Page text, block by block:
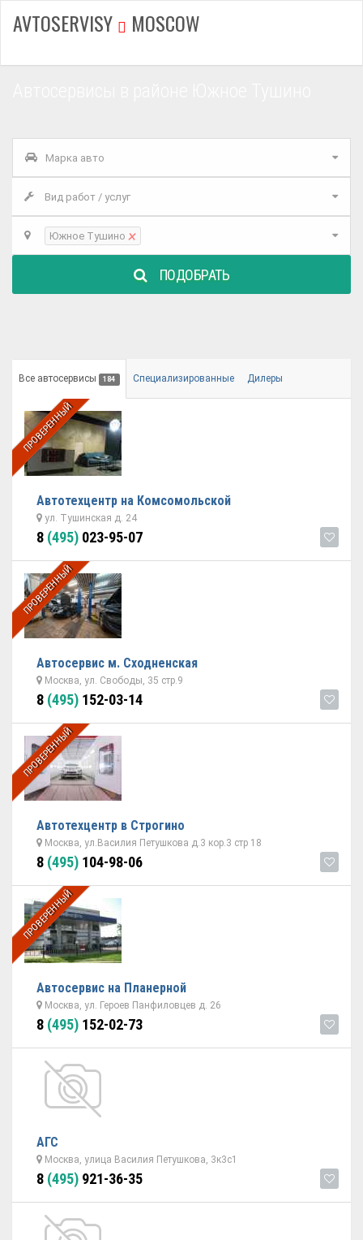
AVTOSERVISY MOSCOW
Марка авто
Вид работ / услуг
Южное Тушино ×
ПОДОБРАТЬ
Все автосервисы 184 Специализированные Дилеры
ПРОВЕРЕННЫЙ
Автотехцентр на Комсомольской
ул. Тушинская д. 24
8 (495) 023-95-07
ПРОВЕРЕННЫЙ
Автосервис м. Сходненская
Москва, ул. Свободы, 35 стр.9
8 (495) 152-03-14
ПРОВЕРЕННЫЙ
Автотехцентр в Строгино
Москва, ул.Василия Петушкова д.3 кор.3 стр 18
8 (495) 104-98-06
ПРОВЕРЕННЫЙ
Автосервис на Планерной
Москва, ул. Героев Панфиловцев д. 26
8 (495) 152-02-73
АГС
Москва, улица Василия Петушкова, 3к3с1
8 (495) 921-36-35